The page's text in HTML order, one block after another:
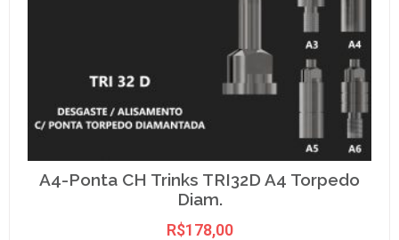
A4-Ponta CH Trinks TRI32D A4 Torpedo
Diam.
R$178,00